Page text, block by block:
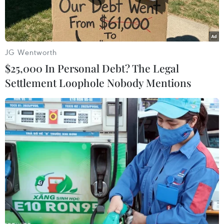
Tiêm phòng vaccine phòng COVID-19 cho các nhà báo. (Ảnh:
Hồ Cầu/TTXVN)
Theo Ban quản lý Quỹ vaccine phòng COVID-19,
tính đến cuối giờ chiều ngày 10/2, tổng số huy
JG Wentworth
$25,000 In Personal Debt? The Legal
Settlement Loophole Nobody Mentions